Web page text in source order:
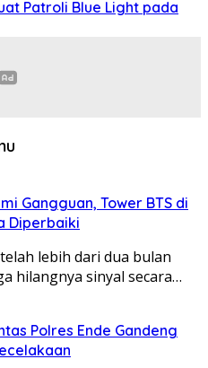
Patroli Blue Light pada
Gangguan, Tower BTS di
Diperbaiki
lebih dari dua bulan
hilangnya sinyal secara…
Polres Ende Gandeng